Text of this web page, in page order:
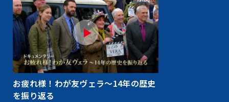
お疲れ様！わが友ヴェラ～14年の歴史
を振り返る